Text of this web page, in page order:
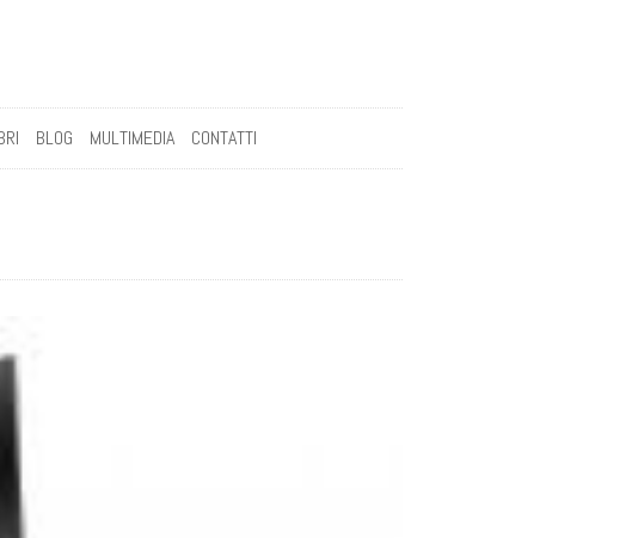
BLOG MULTIMEDIA CONTATTI